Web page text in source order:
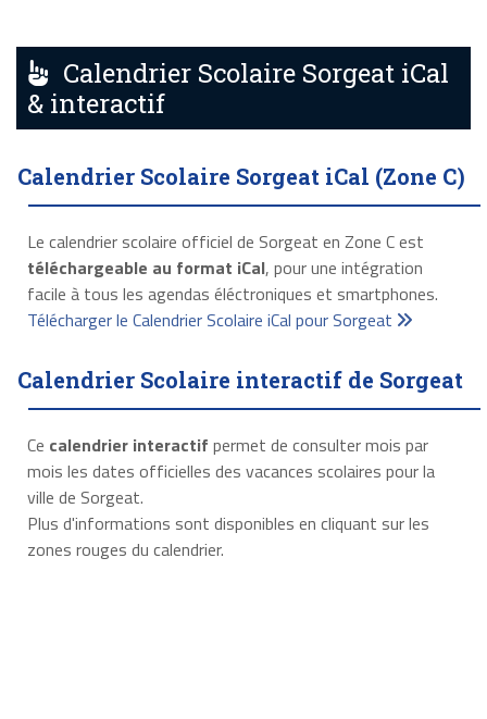
Calendrier Scolaire Sorgeat iCal
& interactif
Calendrier Scolaire Sorgeat iCal (Zone C)
Le calendrier scolaire officiel de Sorgeat en Zone C est
téléchargeable au format iCal, pour une intégration
facile à tous les agendas éléctroniques et smartphones.
Télécharger le Calendrier Scolaire iCal pour Sorgeat
Calendrier Scolaire interactif de Sorgeat
Ce calendrier interactif permet de consulter mois par
mois les dates officielles des vacances scolaires pour la
ville de Sorgeat.
Plus d'informations sont disponibles en cliquant sur les
zones rouges du calendrier.